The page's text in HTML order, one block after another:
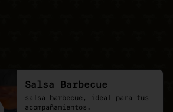
Salsa Barbecue
salsa barbecue, ideal para tus
acompañamientos.